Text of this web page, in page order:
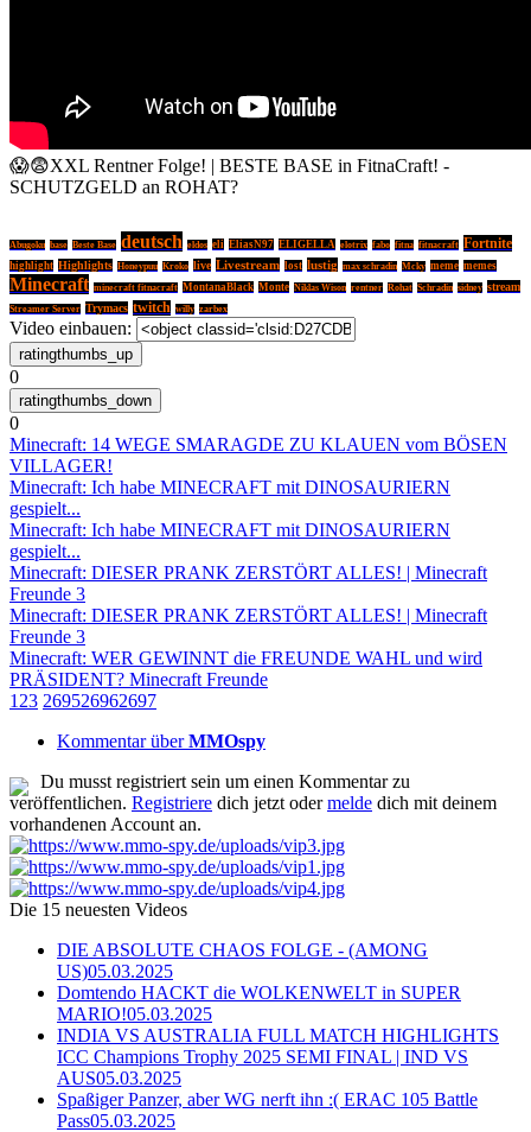
😱😨XXL Rentner Folge! | BESTE BASE in FitnaCraft! -
SCHUTZGELD an ROHAT?
Abugoku base Beste Base deutsch eldos eli EliasN97 ELIGELLA elotrix fabo fitna fitnacraft Fortnite
highlight Highlights Honeypuu Kroko live Livestream lost lustig max schradin Mcky meme memes
Minecraft minecraft fitnacraft MontanaBlack Monte Niklas Wison rentner Rohat Schradin sidney stream
Streamer Server Trymacs twitch willy zarbex
Video einbauen:
0
0
Minecraft: 14 WEGE SMARAGDE ZU KLAUEN vom BÖSEN
VILLAGER!
Minecraft: Ich habe MINECRAFT mit DINOSAURIERN
gespielt...
Minecraft: Ich habe MINECRAFT mit DINOSAURIERN
gespielt...
Minecraft: DIESER PRANK ZERSTÖRT ALLES! | Minecraft
Freunde 3
Minecraft: DIESER PRANK ZERSTÖRT ALLES! | Minecraft
Freunde 3
Minecraft: WER GEWINNT die FREUNDE WAHL und wird
PRÄSIDENT? Minecraft Freunde
1 23 269526962697
Kommentar überMMOspy
Du musst registriert sein um einen Kommentar zu
veröffentlichen. Registriere dich jetzt odermelde dich mit deinem
vorhandenen Account an.
Die 15 neuesten Videos
DIE ABSOLUTE CHAOS FOLGE - (AMONG
US)05.03.2025
Domtendo HACKT die WOLKENWELT in SUPER
MARIO!05.03.2025
INDIA VS AUSTRALIA FULL MATCH HIGHLIGHTS
ICC Champions Trophy 2025 SEMI FINAL | IND VS
AUS05.03.2025
Spaßiger Panzer, aber WG nerft ihn :( ERAC 105 Battle
Pass05.03.2025